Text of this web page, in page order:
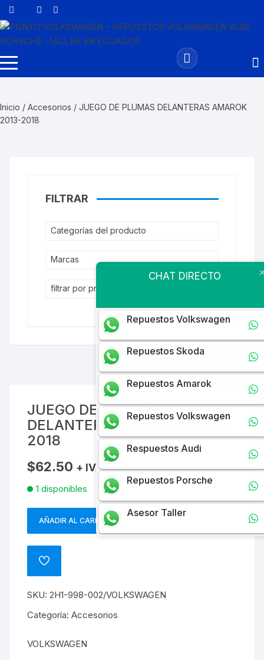
Saltar
al
Inicio / Accesorios / JUEGO DE PLUMAS DELANTERAS AMAROK
2013-2018
JUEGO DE PLUMAS
DELANTERAS AMAROK 2013-
2018
$62.50 + IVA
1 disponibles
JUEGO
PLUMAS
DELANTERAS
2013-
2018
AÑADIR AL CARRITO
ADD
SKU: 2H1-998-002/VOLKSWAGEN
Categoría: Accesorios
VOLKSWAGEN
FILTRAR
Categorías del producto
Marcas
filtrar por precio
CHAT DIRECTO
Repuestos Volkswagen
Repuestos Skoda
Repuestos Amarok
Repuestos Volkswagen
Respuestos Audi
Repuestos Porsche
Asesor Taller